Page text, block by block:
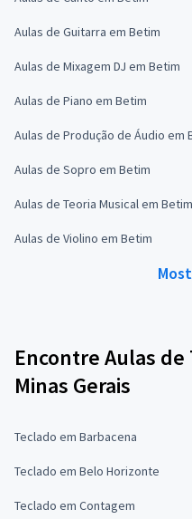
Aulas de Guitarra em Betim
Aulas de Mixagem DJ em Betim
Aulas de Piano em Betim
Aulas de Produção de Áudio em
Aulas de Sopro em Betim
Aulas de Teoria Musical em Betim
Aulas de Violino em Betim
Encontre Aulas
Minas Gerais
Teclado em Barbacena
Teclado em Belo Horizonte
Teclado em Contagem